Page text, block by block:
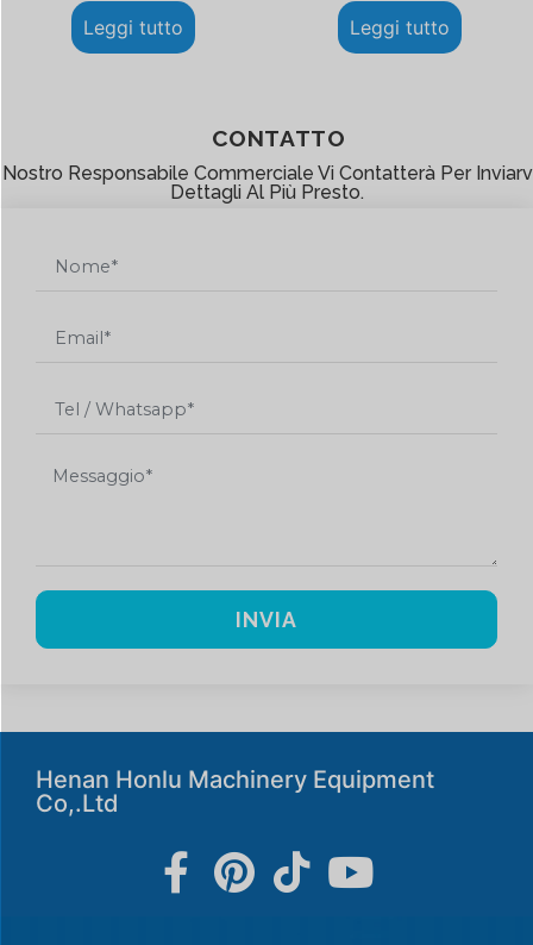
Leggi tutto Leggi tutto
CONTATTO
Responsabile Commerciale Vi Contatterà Per
Dettagli Al Più Presto.
INVIA
Henan Honlu Machinery Equipment
Co,.Ltd